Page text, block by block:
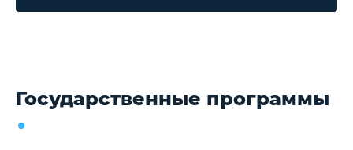
Государственные программы